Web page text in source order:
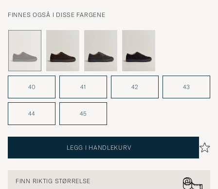
FINNES OGSÅ I DISSE FARGENE
40 41 42 43
44 45
LEGG I HANDLEKURV
FINN RIKTIG STØRRELSE